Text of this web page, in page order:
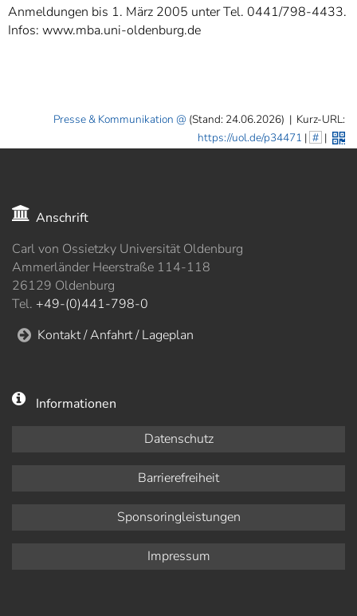
Anmeldungen bis 1. März 2005 unter Tel. 0441/798-4433.
Infos: www.mba.uni-oldenburg.de
Presse & Kommunikation (Stand: 24.06.2026) | Kurz-URL:
https://uol.de/p34471 | # |
Anschrift
Carl von Ossietzky Universität Oldenburg
Ammerländer Heerstraße 114-118
26129 Oldenburg
Tel. +49-(0)441-798-0
Kontakt / Anfahrt / Lageplan
Informationen
Datenschutz
Barrierefreiheit
Sponsoringleistungen
Impressum